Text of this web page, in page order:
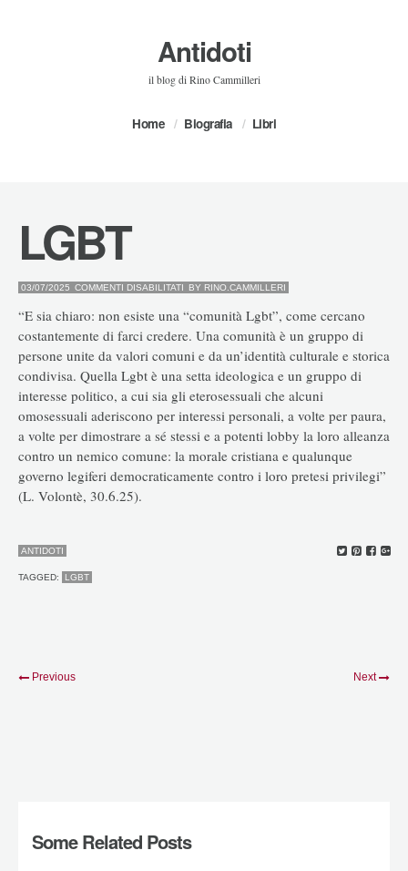
Antidoti
il blog di Rino Cammilleri
Home Biografia Libri
LGBT
03/07/2025 COMMENTI DISABILITATI SU
BY RINO.CAMMILLERI
“E sia chiaro: non esiste una “comunità Lgbt”, come cercano
costantemente di farci credere. Una comunità è un gruppo di
persone unite da valori comuni e da un’identità culturale e storica
condivisa. Quella Lgbt è una setta ideologica e un gruppo di
interesse politico, a cui sia gli eterosessuali che alcuni
omosessuali aderiscono per interessi personali, a volte per paura,
a volte per dimostrare a sé stessi e a potenti lobby la loro alleanza
contro un nemico comune: la morale cristiana e qualunque
governo legiferi democraticamente contro i loro pretesi privilegi”
(L. Volontè, 30.6.25).
ANTIDOTI
TAGGED: LGBT
Previous Next
Some Related Posts